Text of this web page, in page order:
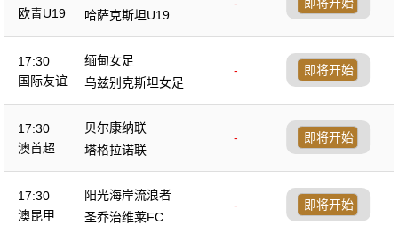
欧青U19
-
哈萨克斯坦U19
即将开始
17:30
国际友谊
缅甸女足
-
乌兹别克斯坦女足
即将开始
17:30
澳首超
贝尔康纳联
-
塔格拉诺联
即将开始
17:30
澳昆甲
阳光海岸流浪者
-
圣乔治维莱FC
即将开始